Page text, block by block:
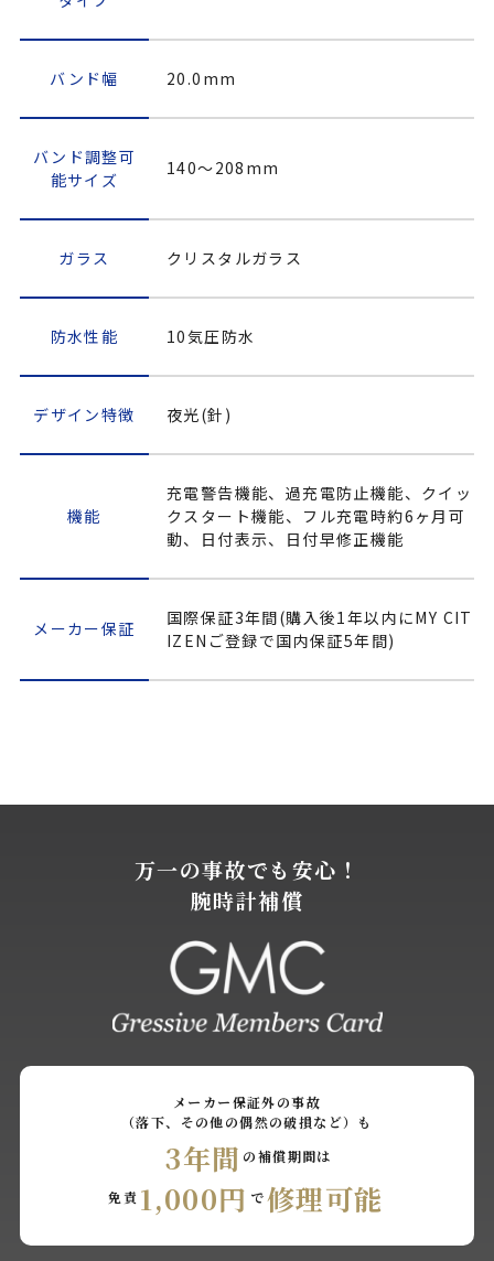
バンド幅 20.0mm
バンド調整可
能サイズ
140～208mm
ガラス クリスタルガラス
防水性能 10気圧防水
デザイン特徴 夜光(針)
機能
充電警告機能、過充電防止機能、クイッ
クスタート機能、フル充電時約6ヶ月可
動、日付表示、日付早修正機能
メーカー保証
国際保証3年間(購入後1年以内にMY CIT
IZENご登録で国内保証5年間)
万一の事故でも安心！
腕時計補償
メーカー保証外の事故
（落下、その他の偶然の破損など）も
3年間 の補償期間は
免責 1,000円 で修理可能